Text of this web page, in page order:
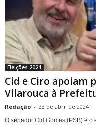
Eleições 2024
Cid e Ciro apoiam
Vilarouca à
Redação - 23 de abril de 2024
O senador Cid Gomes (PSB) e